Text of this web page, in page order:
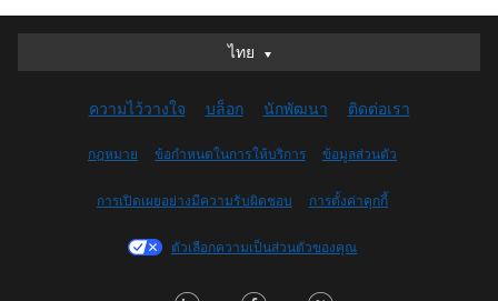
ไทย
ไทย
English (UK)
English (US)
Français (Canada)
Français (France)
ความไว้วางใจ บล็อก นักพัฒนา ติดต่อเรา
กฎหมาย ข้อกำหนดในการให้บริการ ข้อมูลส่วนตัว
การเปิดเผยอย่างมีความรับผิดชอบ การตั้งค่าคุกกี้
ตัวเลือกความเป็นส่วนตัวของคุณ